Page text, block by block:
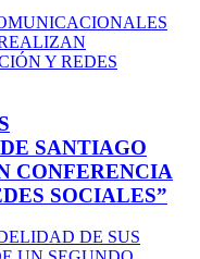
SANTIAGO
CONFERENCIA
SOCIALES”